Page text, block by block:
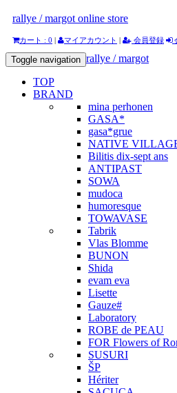
rallye / margot online store
カート : 0 | マイアカウント | 会員登録
rallye / margot
Toggle navigation
TOP
BRAND
mina perhonen
GASA*
gasa*grue
NATIVE
Bilitis dix-sept ans
ANTIPAST
SOWA
mudoca
humoresque
TOWAVASE
Tabrik
Vlas Blomme
BUNON
Shida
evam eva
Lisette
Gauze#
Laboratory
ROBE de PEAU
FOR Flowers of
SUSURI
ŠP
Hériter